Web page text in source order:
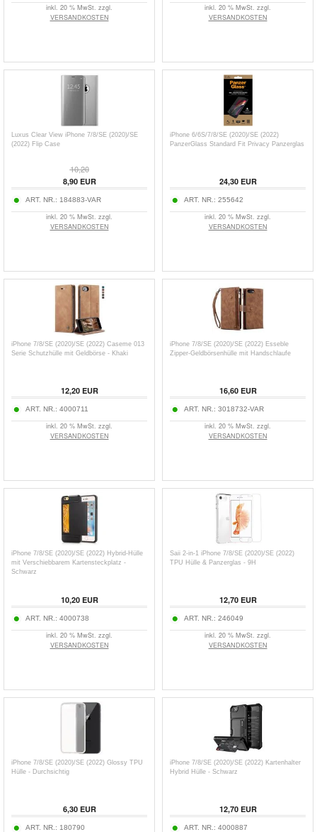
inkl. 20 % MwSt. zzgl.
VERSANDKOSTEN
inkl. 20 % MwSt. zzgl.
VERSANDKOSTEN
Luxus Clear View iPhone 7/8/SE (2020)/SE
(2022) Flip Case
10,20
8,90EUR
ART. NR.: 184883-VAR
inkl. 20 % MwSt. zzgl.
VERSANDKOSTEN
iPhone 6/6S/7/8/SE (2020)/SE (2022)
PanzerGlass Standard Fit Privacy Panzerglas
24,30EUR
ART. NR.: 255642
inkl. 20 % MwSt. zzgl.
VERSANDKOSTEN
iPhone 7/8/SE (2020)/SE (2022) Caseme 013
Serie Schutzhülle mit Geldbörse - Khaki
12,20EUR
ART. NR.: 4000711
inkl. 20 % MwSt. zzgl.
VERSANDKOSTEN
iPhone 7/8/SE (2020)/SE (2022) Esseble
Zipper-Geldbörsenhülle mit Handschlaufe
16,60EUR
ART. NR.: 3018732-VAR
inkl. 20 % MwSt. zzgl.
VERSANDKOSTEN
iPhone 7/8/SE (2020)/SE (2022) Hybrid-Hülle
mit Verschiebbarem Kartensteckplatz -
Schwarz
10,20EUR
ART. NR.: 4000738
inkl. 20 % MwSt. zzgl.
VERSANDKOSTEN
Saii 2-in-1 iPhone 7/8/SE (2020)/SE (2022)
TPU Hülle & Panzerglas - 9H
12,70EUR
ART. NR.: 246049
inkl. 20 % MwSt. zzgl.
VERSANDKOSTEN
iPhone 7/8/SE (2020)/SE (2022) Glossy TPU
Hülle - Durchsichtig
6,30EUR
ART. NR.: 180790
iPhone 7/8/SE (2020)/SE (2022) Kartenhalter
Hybrid Hülle - Schwarz
12,70EUR
ART. NR.: 4000887